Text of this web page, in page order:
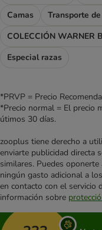
Camas
Transporte
COLECCIÓN WARNER
Especial razas
*PRVP = Precio
*Precio normal = El precio
útimos 30 días.
zooplus tiene derecho a
enviarte publicidad directa
similares. Puedes
ningún gasto adicional a
en contacto con el servicio
información sobre